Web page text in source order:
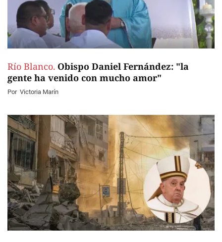
Río Blanco. Obispo Daniel Fernández: "la
gente ha venido con mucho amor"
Por Victoria Marín